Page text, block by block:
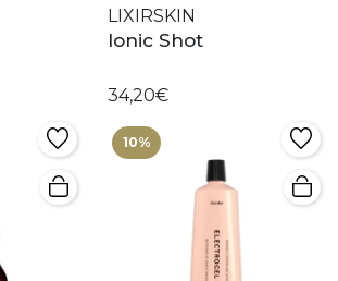
LIXIRSKIN
Ionic Shot
34,20€
10%